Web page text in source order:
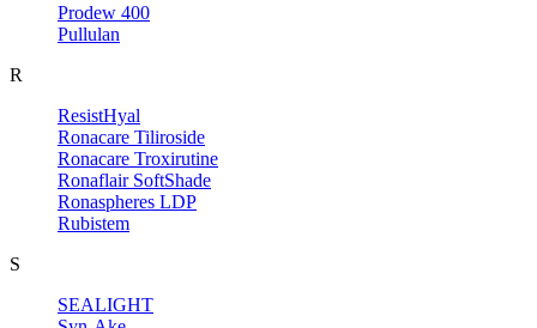
Prodew 400
Pullulan
R
ResistHyal
Ronacare Tiliroside
Ronacare Troxirutine
Ronaflair SoftShade
Ronaspheres LDP
Rubistem
S
SEALIGHT